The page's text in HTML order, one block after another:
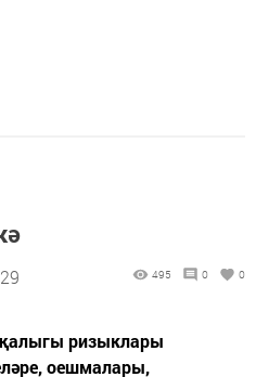
495 0 0
ризыклары
оешмалары,